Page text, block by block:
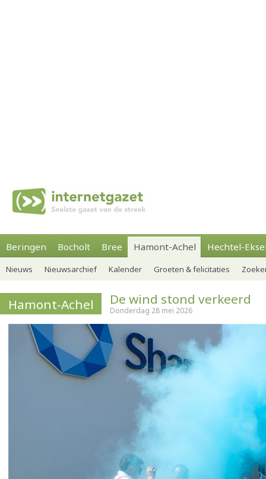
Beringen Bocholt Bree Hamont-Achel Hechtel-
Nieuws Nieuwsarchief Kalender Groeten & felicitaties
Hamont-Achel De wind stond verkeerd
Donderdag 28 mei 2026